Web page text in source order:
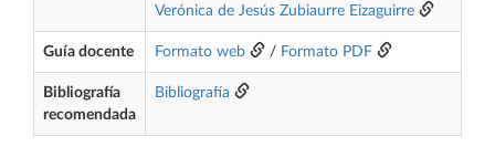
Verónica de Jesús Zubiaurre Eizaguirre
Guía docente Formato web / Formato PDF
Bibliografía
recomendada
Bibliografía